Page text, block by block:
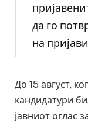
да го
на
До 15 август,
кандидатури
јавниот оглас